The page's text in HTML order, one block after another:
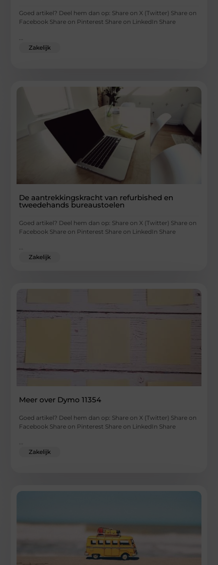
Goed artikel? Deel hem dan op: Share on X (Twitter) Share on
Facebook Share on Pinterest Share on LinkedIn Share
Zakelijk
De aantrekkingskracht van refurbished en
tweedehands bureaustoelen
Goed artikel? Deel hem dan op: Share on X (Twitter) Share on
Facebook Share on Pinterest Share on LinkedIn Share
...
Zakelijk
Meer over Dymo 11354
Goed artikel? Deel hem dan op: Share on X (Twitter) Share on
Facebook Share on Pinterest Share on LinkedIn Share
...
Zakelijk